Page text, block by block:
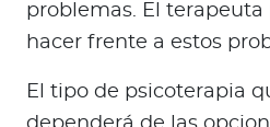
problemas. El terapeuta
hacer frente a estos
El tipo de psicoterapia